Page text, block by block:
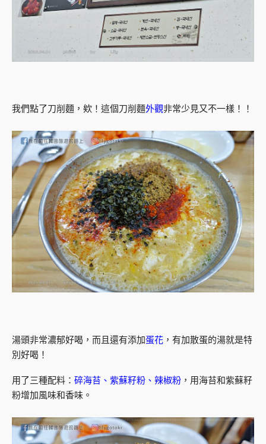
我們點了刀削麵，欸！這個刀削麵外觀非常少見又不一樣！！
湯頭非常濃郁好喝，而且還有添加蛋花 ，有加散蛋的湯就是特
別好喝！
用了三種配料： 碎海苔、紫蘇籽粉、辣椒粉 ，用海苔和紫蘇籽
粉增加風味和香味。